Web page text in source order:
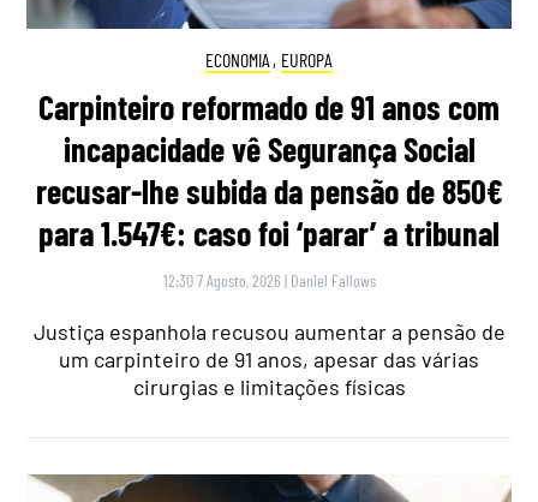
ECONOMIA , EUROPA
Carpinteiro reformado de 91 anos com
incapacidade vê Segurança Social
recusar-lhe subida da pensão de 850€
para 1.547€: caso foi ‘parar’ a tribunal
12:30 7 Agosto, 2026 | Daniel Fallows
Justiça espanhola recusou aumentar a pensão de
um carpinteiro de 91 anos, apesar das várias
cirurgias e limitações físicas